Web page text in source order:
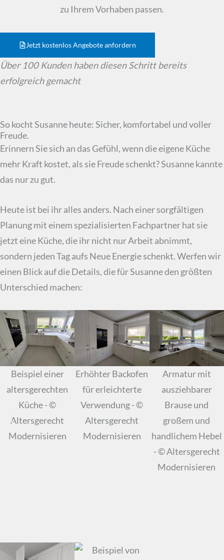
zu Ihrem Vorhaben passen.
Jetzt kostenlos Angebote anfordern
Über 100 Kunden haben diesen Schritt bereits
erfolgreich gemacht
So kocht Susanne heute: Sicher, komfortabel und voller
Freude.
Erinnern Sie sich an das Gefühl, wenn die eigene Küche
mehr Kraft kostet, als sie Freude schenkt? Susanne kannte
das nur zu gut.
Heute ist bei ihr alles anders. Nach einer sorgfältigen
Planung mit einem spezialisierten Fachpartner hat sie
jetzt eine Küche, die ihr nicht nur Arbeit abnimmt,
sondern jeden Tag aufs Neue Energie schenkt. Werfen wir
einen Blick auf die Details, die für Susanne den größten
Unterschied machen:
Beispiel einer
altersgerechten
Küche - ©
Altersgerecht
Modernisieren
Erhöhter Backofen
für erleichterte
Verwendung - ©
Altersgerecht
Modernisieren
Armatur mit
ausziehbarer
Brause und
großem und
handlichem Hebel
- © Altersgerecht
Modernisieren